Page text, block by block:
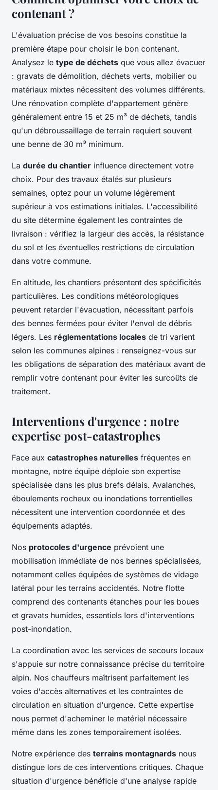
contenant ?
L'évaluation précise de vos besoins constitue la
première étape pour choisir le bon contenant.
Analysez le type de déchets que vous allez évacuer
: gravats de démolition, déchets verts, mobilier ou
matériaux mixtes nécessitent des volumes différents.
Une rénovation complète d'appartement génère
généralement entre 15 et 25 m³ de déchets, tandis
qu'un débroussaillage de terrain requiert souvent
une benne de 30 m³ minimum.
La durée du chantier influence directement votre
choix. Pour des travaux étalés sur plusieurs
semaines, optez pour un volume légèrement
supérieur à vos estimations initiales. L'accessibilité
du site détermine également les contraintes de
livraison : vérifiez la largeur des accès, la résistance
du sol et les éventuelles restrictions de circulation
dans votre commune.
En altitude, les chantiers présentent des spécificités
particulières. Les conditions météorologiques
peuvent retarder l'évacuation, nécessitant parfois
des bennes fermées pour éviter l'envol de débris
légers. Les réglementations locales de tri varient
selon les communes alpines : renseignez-vous sur
les obligations de séparation des matériaux avant de
remplir votre contenant pour éviter les surcoûts de
traitement.
Interventions d'urgence : notre
expertise post-catastrophes
Face aux catastrophes naturelles fréquentes en
montagne, notre équipe déploie son expertise
spécialisée dans les plus brefs délais. Avalanches,
éboulements rocheux ou inondations torrentielles
nécessitent une intervention coordonnée et des
équipements adaptés.
Nos protocoles d'urgence prévoient une
mobilisation immédiate de nos bennes spécialisées,
notamment celles équipées de systèmes de vidage
latéral pour les terrains accidentés. Notre flotte
comprend des contenants étanches pour les boues
et gravats humides, essentiels lors d'interventions
post-inondation.
La coordination avec les services de secours locaux
s'appuie sur notre connaissance précise du territoire
alpin. Nos chauffeurs maîtrisent parfaitement les
voies d'accès alternatives et les contraintes de
circulation en situation d'urgence. Cette expertise
nous permet d'acheminer le matériel nécessaire
même dans les zones temporairement isolées.
Notre expérience des terrains montagnards nous
distingue lors de ces interventions critiques. Chaque
situation d'urgence bénéficie d'une analyse rapide